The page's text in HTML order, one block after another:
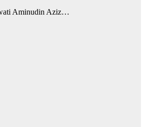
Aminudin Aziz…